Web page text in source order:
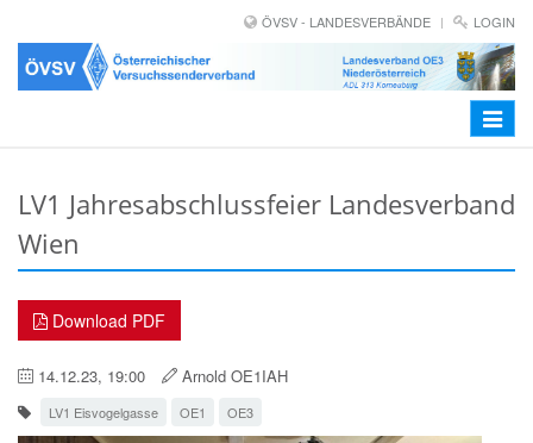
ÖVSV - LANDESVERBÄNDE LOGIN
Toggle
LV1 Jahresabschlussfeier Landesverband
Wien
Download PDF
14.12.23, 19:00 Arnold OE1IAH
LV1 Eisvogelgasse OE1 OE3